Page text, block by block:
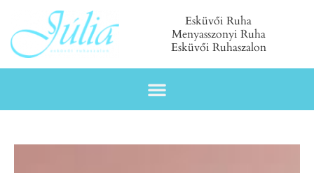
Esküvői Ruha
Menyasszonyi Ruha
Esküvői Ruhaszalon